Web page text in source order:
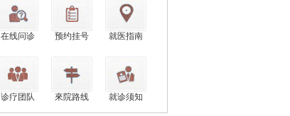
在线问诊 预约挂号 就医指南
诊疗团队 來院路线 就诊须知